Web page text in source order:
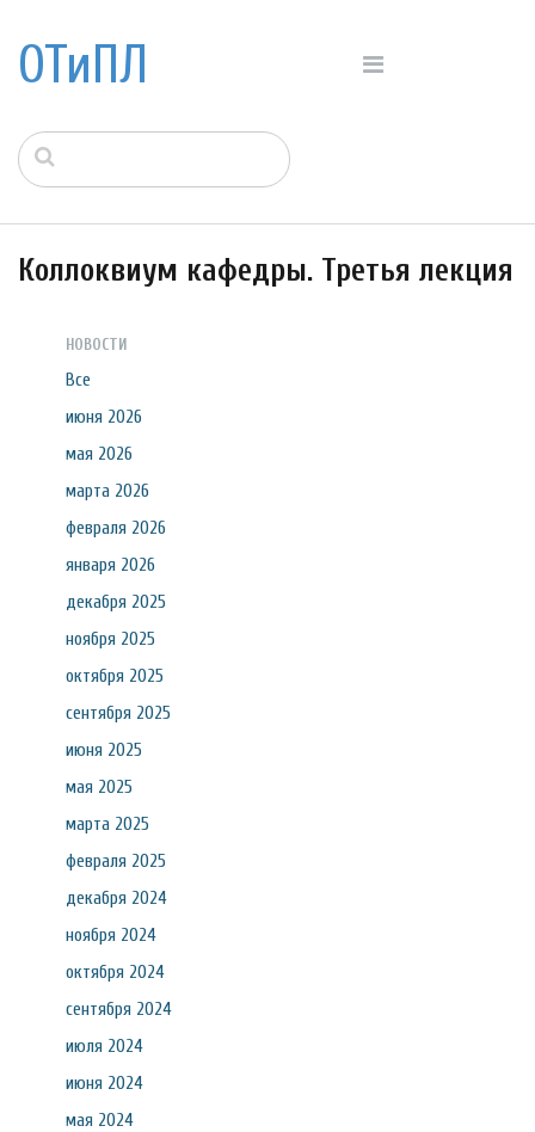
ОТиПЛ
Коллоквиум кафедры. Третья лекция
НОВОСТИ
Все
июня 2026
мая 2026
марта 2026
февраля 2026
января 2026
декабря 2025
ноября 2025
октября 2025
сентября 2025
июня 2025
мая 2025
марта 2025
февраля 2025
декабря 2024
ноября 2024
октября 2024
сентября 2024
июля 2024
июня 2024
мая 2024